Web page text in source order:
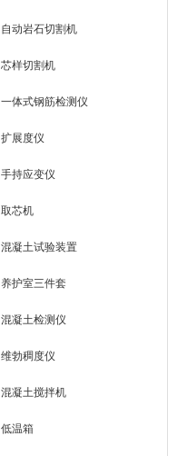
自动岩石切割机
芯样切割机
一体式钢筋检测仪
扩展度仪
手持应变仪
取芯机
混凝土试验装置
养护室三件套
混凝土检测仪
维勃稠度仪
混凝土搅拌机
低温箱